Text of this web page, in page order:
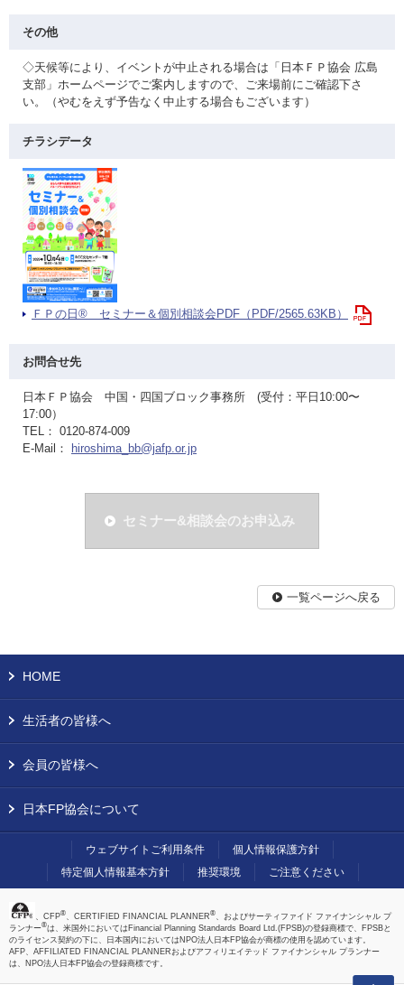
その他
◇天候等により、イベントが中止される場合は「日本ＦＰ協会 広島
支部」ホームページでご案内しますので、ご来場前にご確認下さ
い。（やむをえず予告なく中止する場合もございます）
チラシデータ
ＦＰの日® セミナー＆個別相談会PDF（PDF/2565.63KB）
お問合せ先
日本ＦＰ協会 中国・四国ブロック事務所 (受付：平日10:00〜
17:00）
TEL： 0120-874-009
E-Mail：
hiroshima_bb@jafp.or.jp
セミナー&相談会のお申込み
一覧ページへ戻る
HOME
生活者の皆様へ
会員の皆様へ
日本FP協会について
ウェブサイトご利用条件
個人情報保護方針
特定個人情報基本方針
推奨環境 ご注意ください
、CFP® 、CERTIFIED FINANCIAL PLANNER® 、およびサーティファイド ファイナンシャル プ
ランナー®は、米国外においてはFinancial Planning Standards Board Ltd.(FPSB)の登録商標で、FPSBと
のライセンス契約の下に、日本国内においてはNPO法人日本FP協会が商標の使用を認めています。
AFP、AFFILIATED FINANCIAL PLANNERおよびアフィリエイテッド ファイナンシャル プランナー
は、NPO法人日本FP協会の登録商標です。